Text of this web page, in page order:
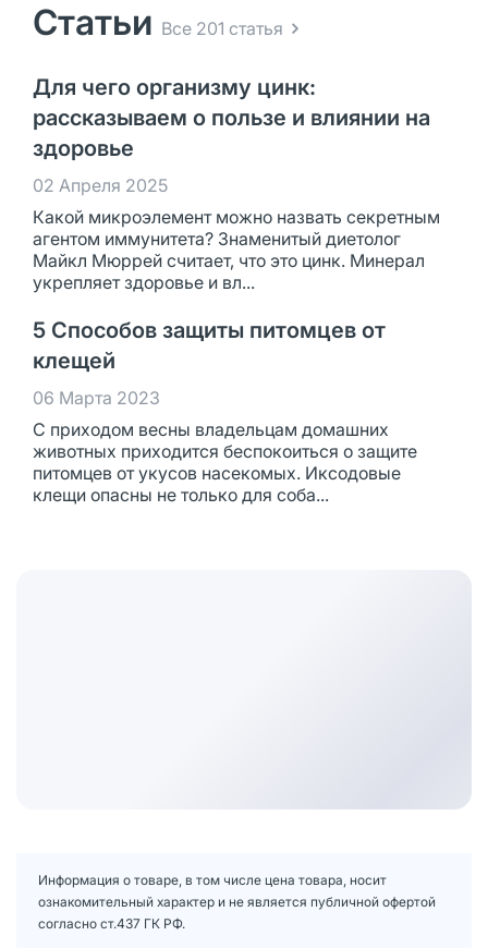
Статьи Все 201 статья
Для чего организму цинк:
рассказываем о пользе и влиянии на
здоровье
02 Апреля 2025
Какой микроэлемент можно назвать секретным
агентом иммунитета? Знаменитый диетолог
Майкл Мюррей считает, что это цинк. Минерал
укрепляет здоровье и вл...
5 Способов защиты питомцев от
клещей
06 Марта 2023
С приходом весны владельцам домашних
животных приходится беспокоиться о защите
питомцев от укусов насекомых. Иксодовые
клещи опасны не только для соба...
Информация о товаре, в том числе цена товара, носит
ознакомительный характер и не является публичной офертой
согласно ст.437 ГК РФ.